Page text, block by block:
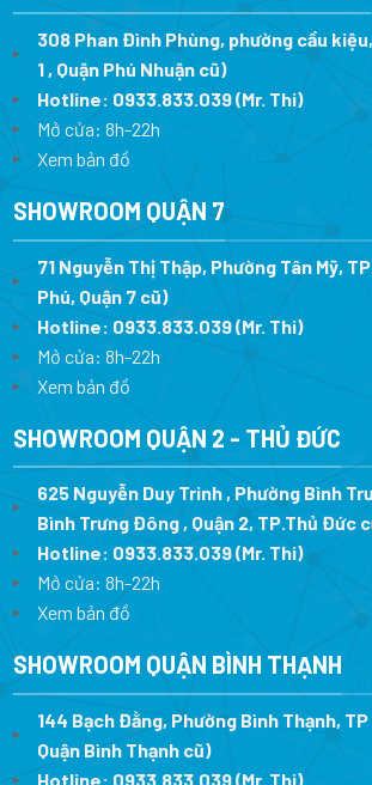
308 Phan Đình Phùng, phường cầu
1 , Quận Phú Nhuận cũ)
Hotline: 0933.833.039(Mr. Thi)
Mở cửa: 8h-22h
Xem bản đồ
SHOWROOM QUẬN 7
71 Nguyễn Thị Thập, Phường Tân Mỹ,
Phú, Quận 7 cũ)
Hotline: 0933.833.039(Mr. Thi)
Mở cửa: 8h-22h
Xem bản đồ
SHOWROOM QUẬN 2 - THỦ ĐỨC
625 Nguyễn Duy Trinh , Phường Bình
Bình Trưng Đông , Quận 2, TP.Thủ Đức
Hotline: 0933.833.039(Mr. Thi)
Mở cửa: 8h-22h
Xem bản đồ
SHOWROOM QUẬN BÌNH THẠNH
144 Bạch Đằng, Phường Bình Thạnh, TP
Quận Bình Thạnh cũ)
Hotline: 0933.833.039(Mr. Thi)